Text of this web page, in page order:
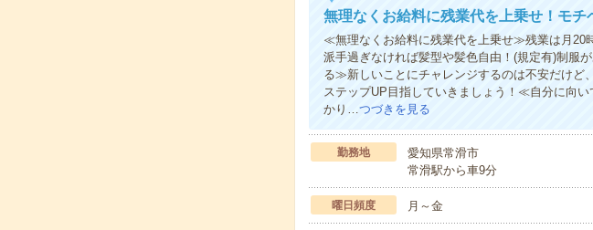
無理なくお給料に残業代を上乗せ！モチ
≪無理なくお給料に残業代を上乗せ≫残業は月
派手過ぎなければ髪型や髪色自由！(規定有)制服
る≫新しいことにチャレンジするのは不安だけど
ステップUP目指していきましょう！≪自分に向
かり…つづきを見る
勤務地
愛知県常滑市
常滑駅から車9分
曜日頻度 月～金